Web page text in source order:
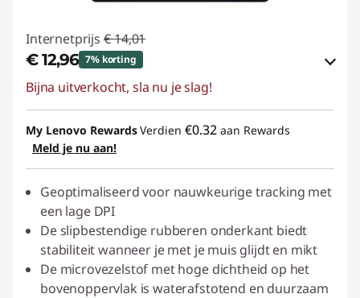
Internetprijs € 14,01
€ 12,96 7% korting
eCoupon-besparingen :-€ 1,05
eCoupon gebruiken :ACC‑SAVE
Bijna uitverkocht, sla nu je slag!
My Lenovo RewardsVerdien €0.32 aan Rewards
Meld je nu aan!
Geoptimaliseerd voor nauwkeurige tracking met
een lage DPI
De slipbestendige rubberen onderkant biedt
stabiliteit wanneer je met je muis glijdt en mikt
De microvezelstof met hoge dichtheid op het
bovenoppervlak is waterafstotend en duurzaam